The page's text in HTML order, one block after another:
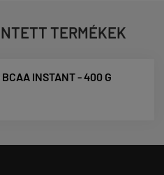
TERMÉKEK
INSTANT - 400 G